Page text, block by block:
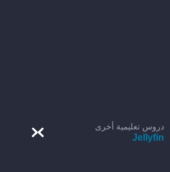
دروس تعليمية أخرى
Jellyfin